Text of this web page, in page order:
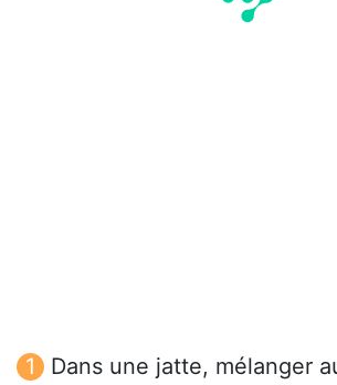
Dans une jatte, mélanger